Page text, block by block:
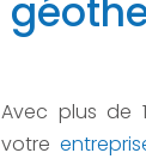
Avec plus de
votre